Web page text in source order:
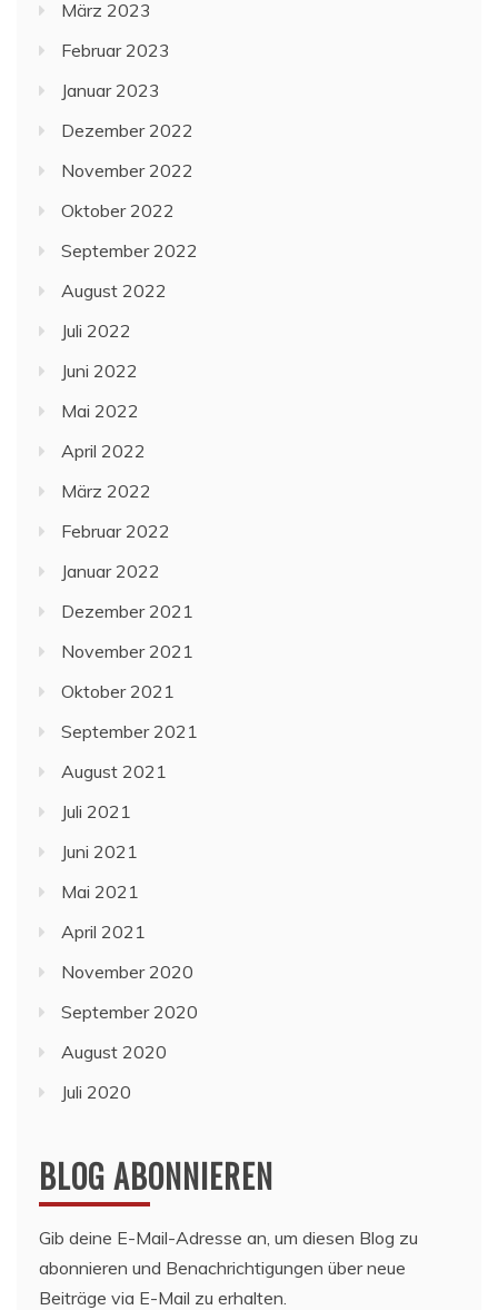
März 2023
Februar 2023
Januar 2023
Dezember 2022
November 2022
Oktober 2022
September 2022
August 2022
Juli 2022
Juni 2022
Mai 2022
April 2022
März 2022
Februar 2022
Januar 2022
Dezember 2021
November 2021
Oktober 2021
September 2021
August 2021
Juli 2021
Juni 2021
Mai 2021
April 2021
November 2020
September 2020
August 2020
Juli 2020
BLOG ABONNIEREN
Gib deine E-Mail-Adresse an, um diesen Blog zu
abonnieren und Benachrichtigungen über neue
Beiträge via E-Mail zu erhalten.